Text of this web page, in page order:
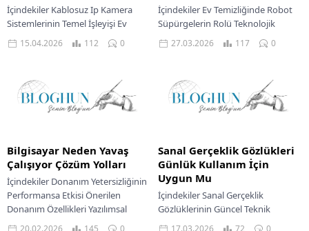
İçindekiler Kablosuz Ip Kamera
Sistemlerinin Temel İşleyişi Ev
Güvenliğinde Kablosuz Ip
Kameraların Avantajları Teknik
Kullanıcı Odaklı...
15.04.2026 112 0
İçindekiler Ev Temizliğinde Robot
Süpürgelerin Rolü Teknolojik
Gelişmeler Ve Robot Süpürge
Özellikleri Gelişmiş Kullanıcı
Verimlilik Robot...
27.03.2026 117 0
Bilgisayar Neden Yavaş
Çalışıyor Çözüm Yolları
İçindekiler Donanım Yetersizliğinin
Performansa Etkisi Önerilen
Donanım Özellikleri Yazılımsal
Faktörlerin Sistem Yavaşlığına
20.02.2026 145 0
Sanal Gerçeklik Gözlükleri
Günlük Kullanım İçin
Uygun Mu
İçindekiler Sanal Gerçeklik
Gözlüklerinin Güncel Teknik
Kapasitesi Günlük Kullanımda
17.03.2026 72 0